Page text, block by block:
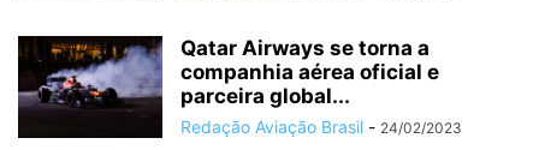
Qatar Airways se torna a
companhia aérea oficial e
parceira global...
Redação Aviação Brasil - 24/02/2023